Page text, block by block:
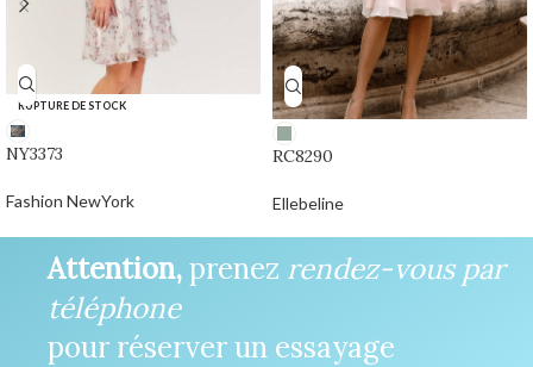
RUPTURE DE STOCK
NY3373
Fashion NewYork
RC8290
Ellebeline
Attention,prenez rendez-vous par
téléphone
pour réserver un essayage